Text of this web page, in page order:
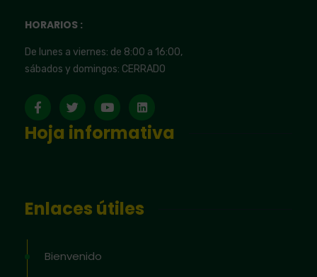
HORARIOS :
De lunes a viernes: de 8:00 a 16:00,
sábados y domingos: CERRADO
Hoja informativa
Enlaces útiles
Bienvenido